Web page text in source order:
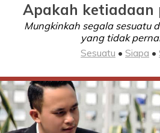
Apakah ketiadaan
Mungkinkah segala sesuatu
yang tidak
Sesuatu • Siapa •